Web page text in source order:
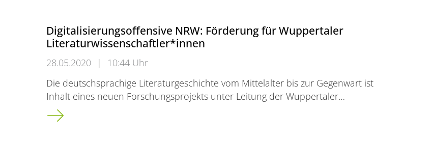
Digitalisierungsoffensive NRW: Förderung für Wuppertaler
Literaturwissenschaftler*innen
28.05.2020 |
10:44 Uhr
Die deutschsprachige Literaturgeschichte vom Mittelalter bis zur Gegenwart ist
Inhalt eines neuen Forschungsprojekts unter Leitung der Wuppertaler…
Digitalisierungsoffensive NRW: Förderung für Wuppertaler Literaturwissenschaftler*innen